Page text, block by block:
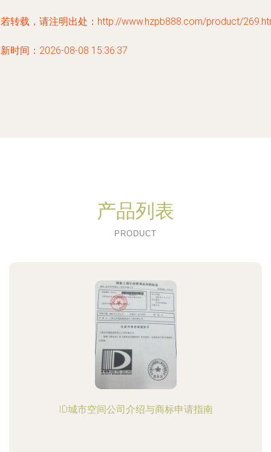
转载，请注明出处：http://www.hzpb888.com/product/
时间：2026-08-08 15:36:37
产品列表
PRODUCT
ID城市空间公司介绍与商标申请指南